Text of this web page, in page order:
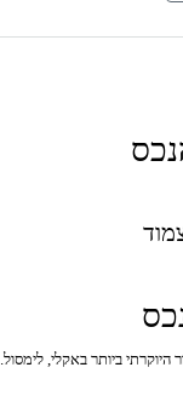
היוקרתי ביותר באקלי, לימסול.